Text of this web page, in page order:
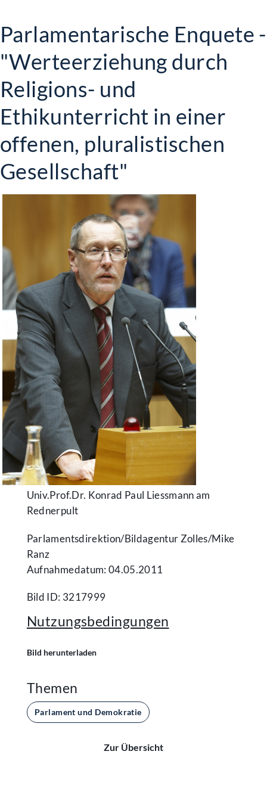
Parlamentarische Enquete -
"Werteerziehung durch
Religions- und
Ethikunterricht in einer
offenen, pluralistischen
Gesellschaft"
Univ.Prof.Dr. Konrad Paul Liessmann am
Rednerpult
Parlamentsdirektion/​Bildagentur Zolles/​Mike
Ranz
Aufnahmedatum: 04.05.2011
Bild ID: 3217999
Nutzungsbedingungen
Bild herunterladen
Themen
Parlament und Demokratie
Zur Übersicht